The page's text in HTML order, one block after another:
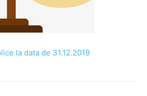
la data de 31.12.2019